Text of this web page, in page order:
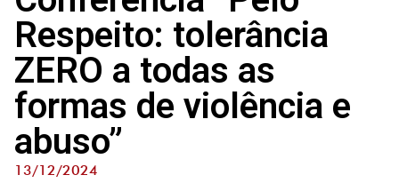
Respeito: tolerância
ZERO a todas as
formas de violência e
abuso”
13/12/2024